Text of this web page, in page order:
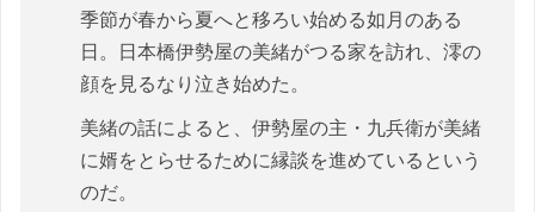
季節が春から夏へと移ろい始める如月のある
日。日本橋伊勢屋の美緒がつる家を訪れ、澪の
顔を見るなり泣き始めた。
美緒の話によると、伊勢屋の主・九兵衛が美緒
に婿をとらせるために縁談を進めているという
のだ。